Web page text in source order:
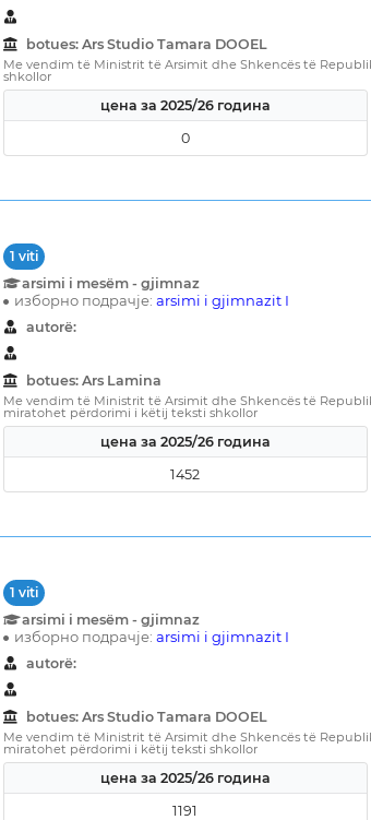
botues: Ars Studio Tamara DOOEL
Me vendim të Ministrit të Arsimit dhe Shkencës të
shkollor
цена за 2025/26 година
0
1 viti
arsimi i mesëm - gjimnaz
изборно подрачје:arsimi i gjimnazit I
autorë:
botues: Ars Lamina
Me vendim të Ministrit të Arsimit dhe Shkencës të
miratohet përdorimi i këtij teksti shkollor
цена за 2025/26 година
1452
1 viti
arsimi i mesëm - gjimnaz
изборно подрачје:arsimi i gjimnazit I
autorë:
botues: Ars Studio Tamara DOOEL
Me vendim të Ministrit të Arsimit dhe Shkencës të
miratohet përdorimi i këtij teksti shkollor
цена за 2025/26 година
1191